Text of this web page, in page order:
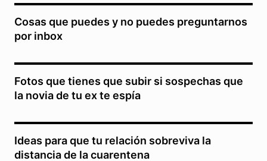
Cosas que puedes y no puedes preguntarnos
por inbox
Fotos que tienes que subir si sospechas que
la novia de tu ex te espía
Ideas para que tu relación sobreviva la
distancia de la cuarentena